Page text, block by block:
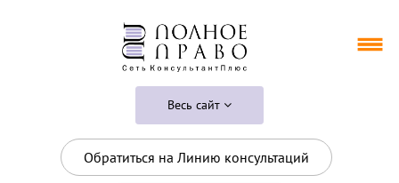
Весь сайт
Обратиться на Линию консультаций